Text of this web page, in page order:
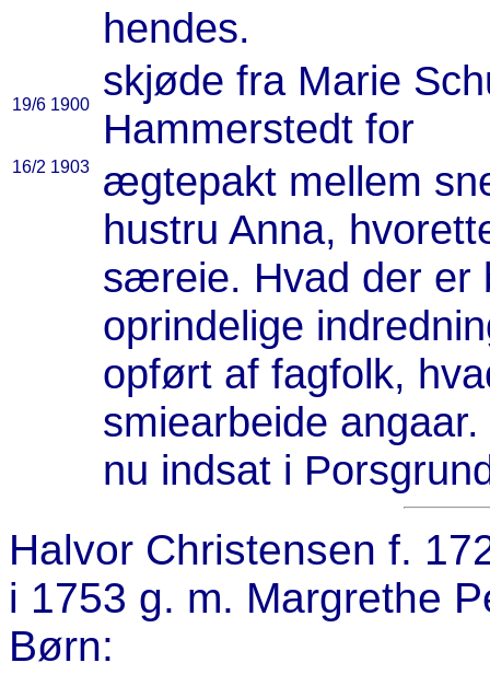
hendes.
19/6 1900
skjøde fra Marie
Hammerstedt for
16/2 1903
ægtepakt mellem
hustru Anna,
særeie. Hvad der er
oprindelige
opført af fagfolk,
smiearbeide
nu indsat i
Halvor Christensen f.
i 1753 g. m. Margrethe
Børn: